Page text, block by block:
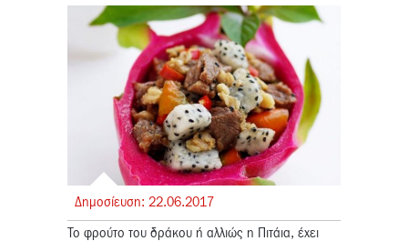
Δημοσίευση: 22.06.2017
Το φρούτο του δράκου ή αλλιώς η Πιτάια, έχει